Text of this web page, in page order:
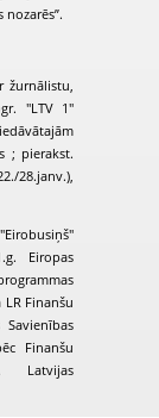
žurnālistu,
"LTV 1"
; pierakst.
28.janv.),
Eiropas
Finanšu
Finanšu
Latvijas